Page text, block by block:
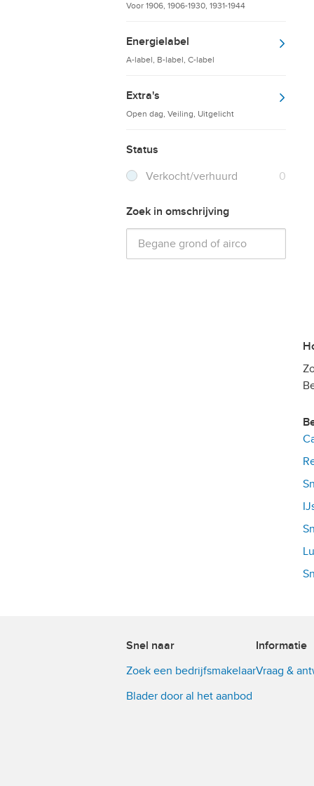
Voor 1906, 1906-1930, 1931-1944
Energielabel
A-label, B-label, C-label
Extra's
Open dag, Veiling, Uitgelicht
Status
Verkocht/verhuurd
0
Zoek in omschrijving
Snel naar
Zoek een bedrijfsmakelaar
Blader door al het aanbod
Informatie
Vraag &